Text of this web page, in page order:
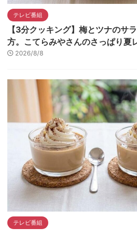
テレビ番組
【3分クッキング】梅とツナのサ
方。こてらみやさんのさっぱり夏
2026/8/8
テレビ番組